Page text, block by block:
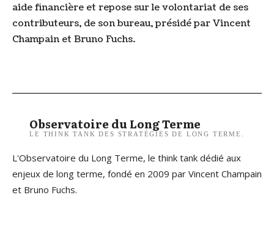
aide financière et repose sur le volontariat de ses
contributeurs, de son bureau, présidé par Vincent
Champain et Bruno Fuchs.
Observatoire du Long Terme
LE THINK TANK DES STRATÉGIES DE LONG TERME.
L'Observatoire du Long Terme, le think tank dédié aux
enjeux de long terme, fondé en 2009 par Vincent Champain
et Bruno Fuchs.